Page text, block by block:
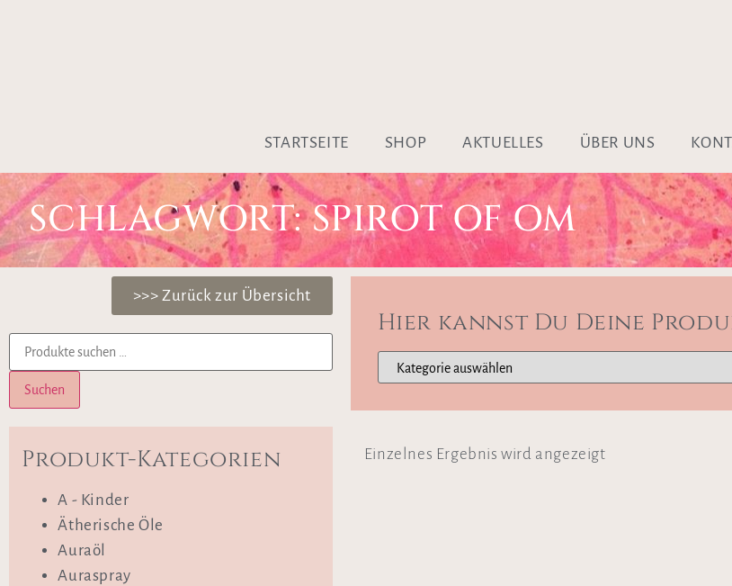
STARTSEITE SHOP AKTUELLES ÜBER UNS
SCHLAGWORT: SPIROT OF OM
>>> Zurück zur Übersicht
Suchen
Produkt-Kategorien
A - Kinder
Ätherische Öle
Auraöl
Auraspray
Hier kannst Du Deine
Einzelnes Ergebnis wird angezeigt